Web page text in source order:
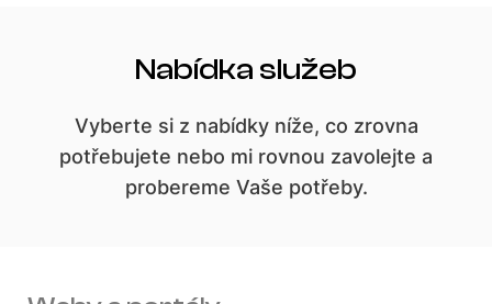
Nabídka služeb
Vyberte si z nabídky níže, co zrovna
potřebujete nebo mi rovnou zavolejte a
probereme Vaše potřeby.